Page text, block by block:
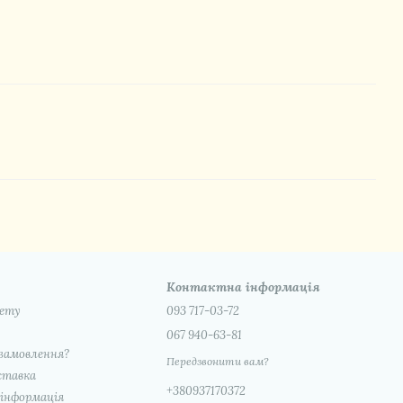
Контактна інформація
093 717-03-72
067 940-63-81
Передзвонити вам?
+380937170372